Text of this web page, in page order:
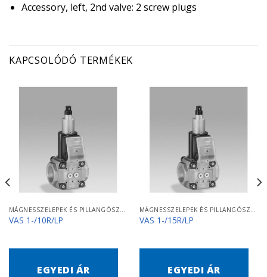
Accessory, left, 2nd valve: 2 screw plugs
KAPCSOLÓDÓ TERMÉKEK
MÁGNESSZELEPEK ÉS PILLANGÓSZELEPEK
VAS 1-/10R/LP
EGYEDI ÁR
MÁGNESSZELEPEK ÉS PILLANGÓSZELEPEK
VAS 1-/15R/LP
EGYEDI ÁR